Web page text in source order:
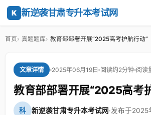
K 新逆袭甘肃专升本考试网
首页 真题题库 教育部部署开展“2025高考护航行动”
文章详情 2025年06月19日 阅读约2分钟 阅读
教育部部署开展“2025高考
科 新逆袭甘肃专升本考试网·发布于2025